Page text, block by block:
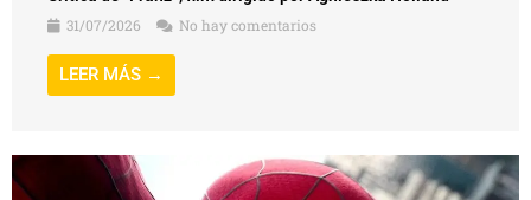
31/07/2026
No hay comentarios
LEER MÁS →